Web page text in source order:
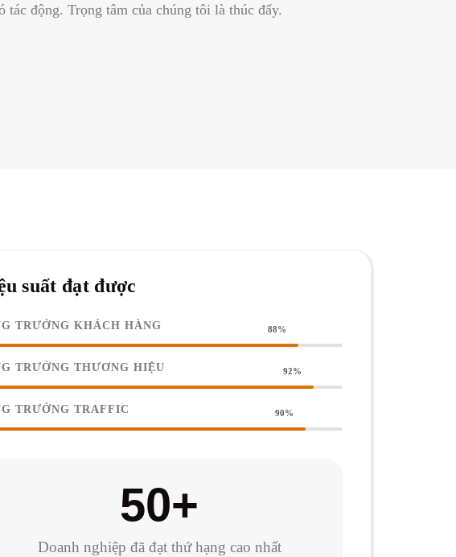
động. Trọng tâm của chúng tôi là thúc đẩy.
suất đạt được
TRƯỞNG KHÁCH HÀNG 88%
TRƯỞNG THƯƠNG HIỆU 92%
TRƯỞNG TRAFFIC 90%
Doanh nghiệp đã đạt thứ hạng cao nhất
50+